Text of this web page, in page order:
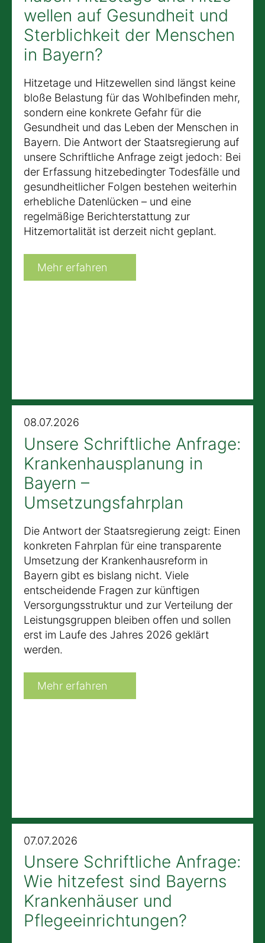
wellen auf Gesundheit und
Sterblichkeit der Menschen
in Bayern?
Hitzetage und Hitzewellen sind längst keine
bloße Belastung für das Wohlbefinden mehr,
sondern eine konkrete Gefahr für die
Gesundheit und das Leben der Menschen in
Bayern. Die Antwort der Staatsregierung auf
unsere Schriftliche Anfrage zeigt jedoch: Bei
der Erfassung hitzebedingter Todesfälle und
gesundheitlicher Folgen bestehen weiterhin
erhebliche Datenlücken – und eine
regelmäßige Berichterstattung zur
Hitzemortalität ist derzeit nicht geplant.
Mehr erfahren
08.07.2026
Unsere Schriftliche Anfrage:
Krankenhausplanung in
Bayern –
Umsetzungsfahrplan
Die Antwort der Staatsregierung zeigt: Einen
konkreten Fahrplan für eine transparente
Umsetzung der Krankenhausreform in
Bayern gibt es bislang nicht. Viele
entscheidende Fragen zur künftigen
Versorgungsstruktur und zur Verteilung der
Leistungsgruppen bleiben offen und sollen
erst im Laufe des Jahres 2026 geklärt
werden.
Mehr erfahren
07.07.2026
Unsere Schriftliche Anfrage:
Wie hitzefest sind Bayerns
Krankenhäuser und
Pflegeeinrichtungen?